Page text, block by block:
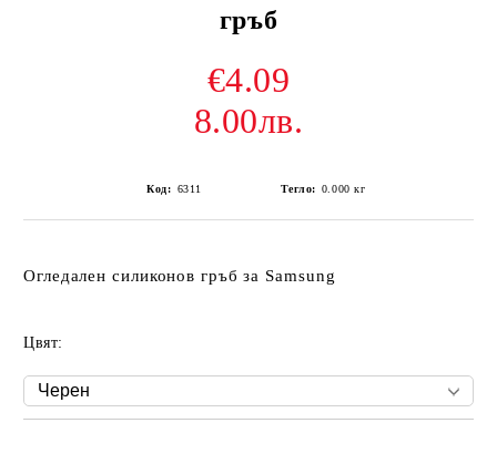
гръб
€4.09
8.00лв.
Код: 6311 Тегло: 0.000 кг
Огледален силиконов гръб за Samsung
Цвят: